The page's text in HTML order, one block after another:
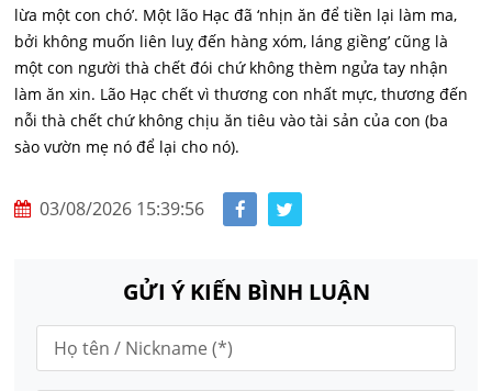
lừa một con chó’. Một lão Hạc đã ‘nhịn ăn để tiền lại làm ma,
bởi không muốn liên luỵ đến hàng xóm, láng giềng’ cũng là
một con người thà chết đói chứ không thèm ngửa tay nhận
làm ăn xin. Lão Hạc chết vì thương con nhất mực, thương đến
nỗi thà chết chứ không chịu ăn tiêu vào tài sản của con (ba
sào vườn mẹ nó để lại cho nó).
03/08/2026 15:39:56
GỬI Ý KIẾN BÌNH LUẬN